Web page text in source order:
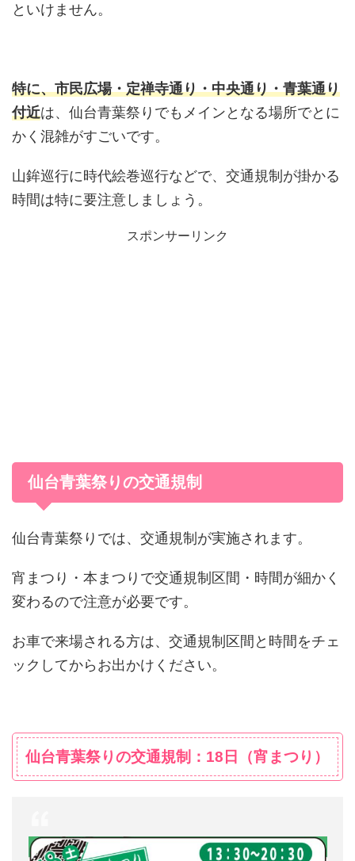
といけません。
特に、市民広場・定禅寺通り・中央通り・青葉通り
付近は、仙台青葉祭りでもメインとなる場所でとに
かく混雑がすごいです。
山鉾巡行に時代絵巻巡行などで、交通規制が掛かる
時間は特に要注意しましょう。
スポンサーリンク
仙台青葉祭りの交通規制
仙台青葉祭りでは、交通規制が実施されます。
宵まつり・本まつりで交通規制区間・時間が細かく
変わるので注意が必要です。
お車で来場される方は、交通規制区間と時間をチェ
ックしてからお出かけください。
仙台青葉祭りの交通規制：18日（宵まつり）